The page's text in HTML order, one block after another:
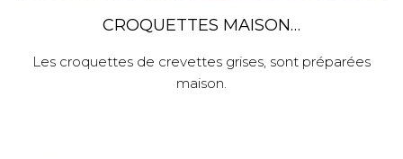
CROQUETTES MAISON…
Les croquettes de crevettes grises, sont préparées
maison.